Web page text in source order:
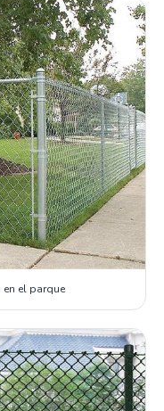
el parque